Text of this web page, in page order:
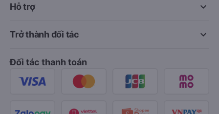
keyboard_arrow_down
Hỗ trợ
keyboard_arrow_down
Trở thành đối tác
Đối tác thanh toán